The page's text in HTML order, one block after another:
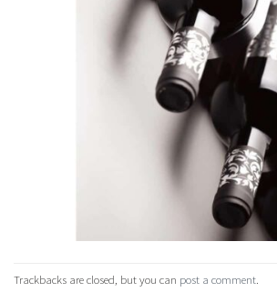
Trackbacks are closed, but you can post a comment